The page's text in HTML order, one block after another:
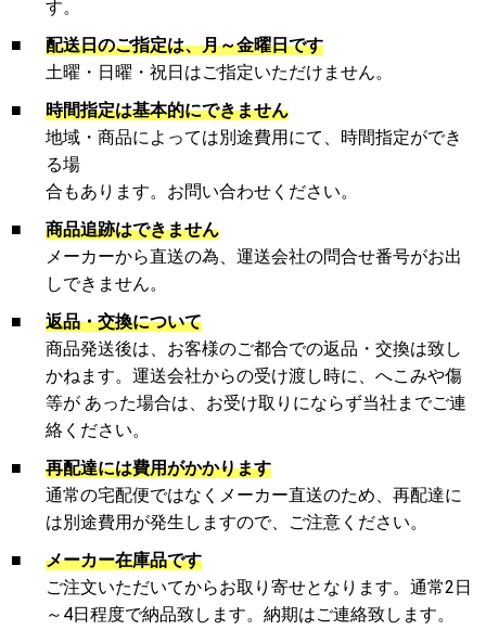
す。
■
配送日のご指定は、月～金曜日です
土曜・日曜・祝日はご指定いただけません。
■
時間指定は基本的にできません
地域・商品によっては別途費用にて、時間指定ができ
る場
合もあります。お問い合わせください。
■
商品追跡はできません
メーカーから直送の為、運送会社の問合せ番号がお出
しできません。
■
返品・交換について
商品発送後は、お客様のご都合での返品・交換は致し
かねます。運送会社からの受け渡し時に、へこみや傷
等が あった場合は、お受け取りにならず当社までご連
絡ください。
■
再配達には費用がかかります
通常の宅配便ではなくメーカー直送のため、再配達に
は別途費用が発生しますので、ご注意ください。
■
メーカー在庫品です
ご注文いただいてからお取り寄せとなります。通常2日
～4日程度で納品致します。納期はご連絡致します。